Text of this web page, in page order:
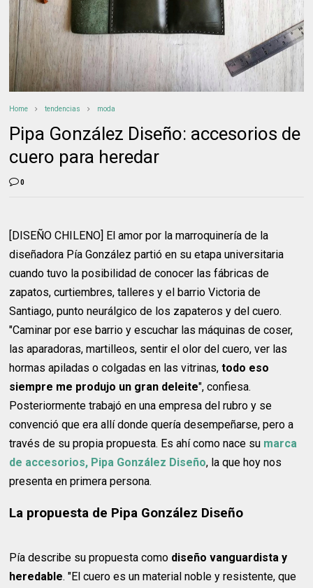
Home tendencias moda
Pipa González Diseño: accesorios de
cuero para heredar
0
[DISEÑO CHILENO] El amor por la marroquinería de la
diseñadora Pía González partió en su etapa universitaria
cuando tuvo la posibilidad de conocer las fábricas de
zapatos, curtiembres, talleres y el barrio Victoria de
Santiago, punto neurálgico de los zapateros y del cuero.
"Caminar por ese barrio y escuchar las máquinas de coser,
las aparadoras, martilleos, sentir el olor del cuero, ver las
hormas apiladas o colgadas en las vitrinas,todo eso
siempre me produjo un gran deleite", confiesa.
Posteriormente trabajó en una empresa del rubro y se
convenció que era allí donde quería desempeñarse, pero a
través de su propia propuesta. Es ahí como nace su marca
de accesorios, Pipa González Diseño, la que hoy nos
presenta en primera persona.
La propuesta de Pipa González Diseño
Pía describe su propuesta como diseño vanguardista y
heredable. "El cuero es un material noble y resistente, que